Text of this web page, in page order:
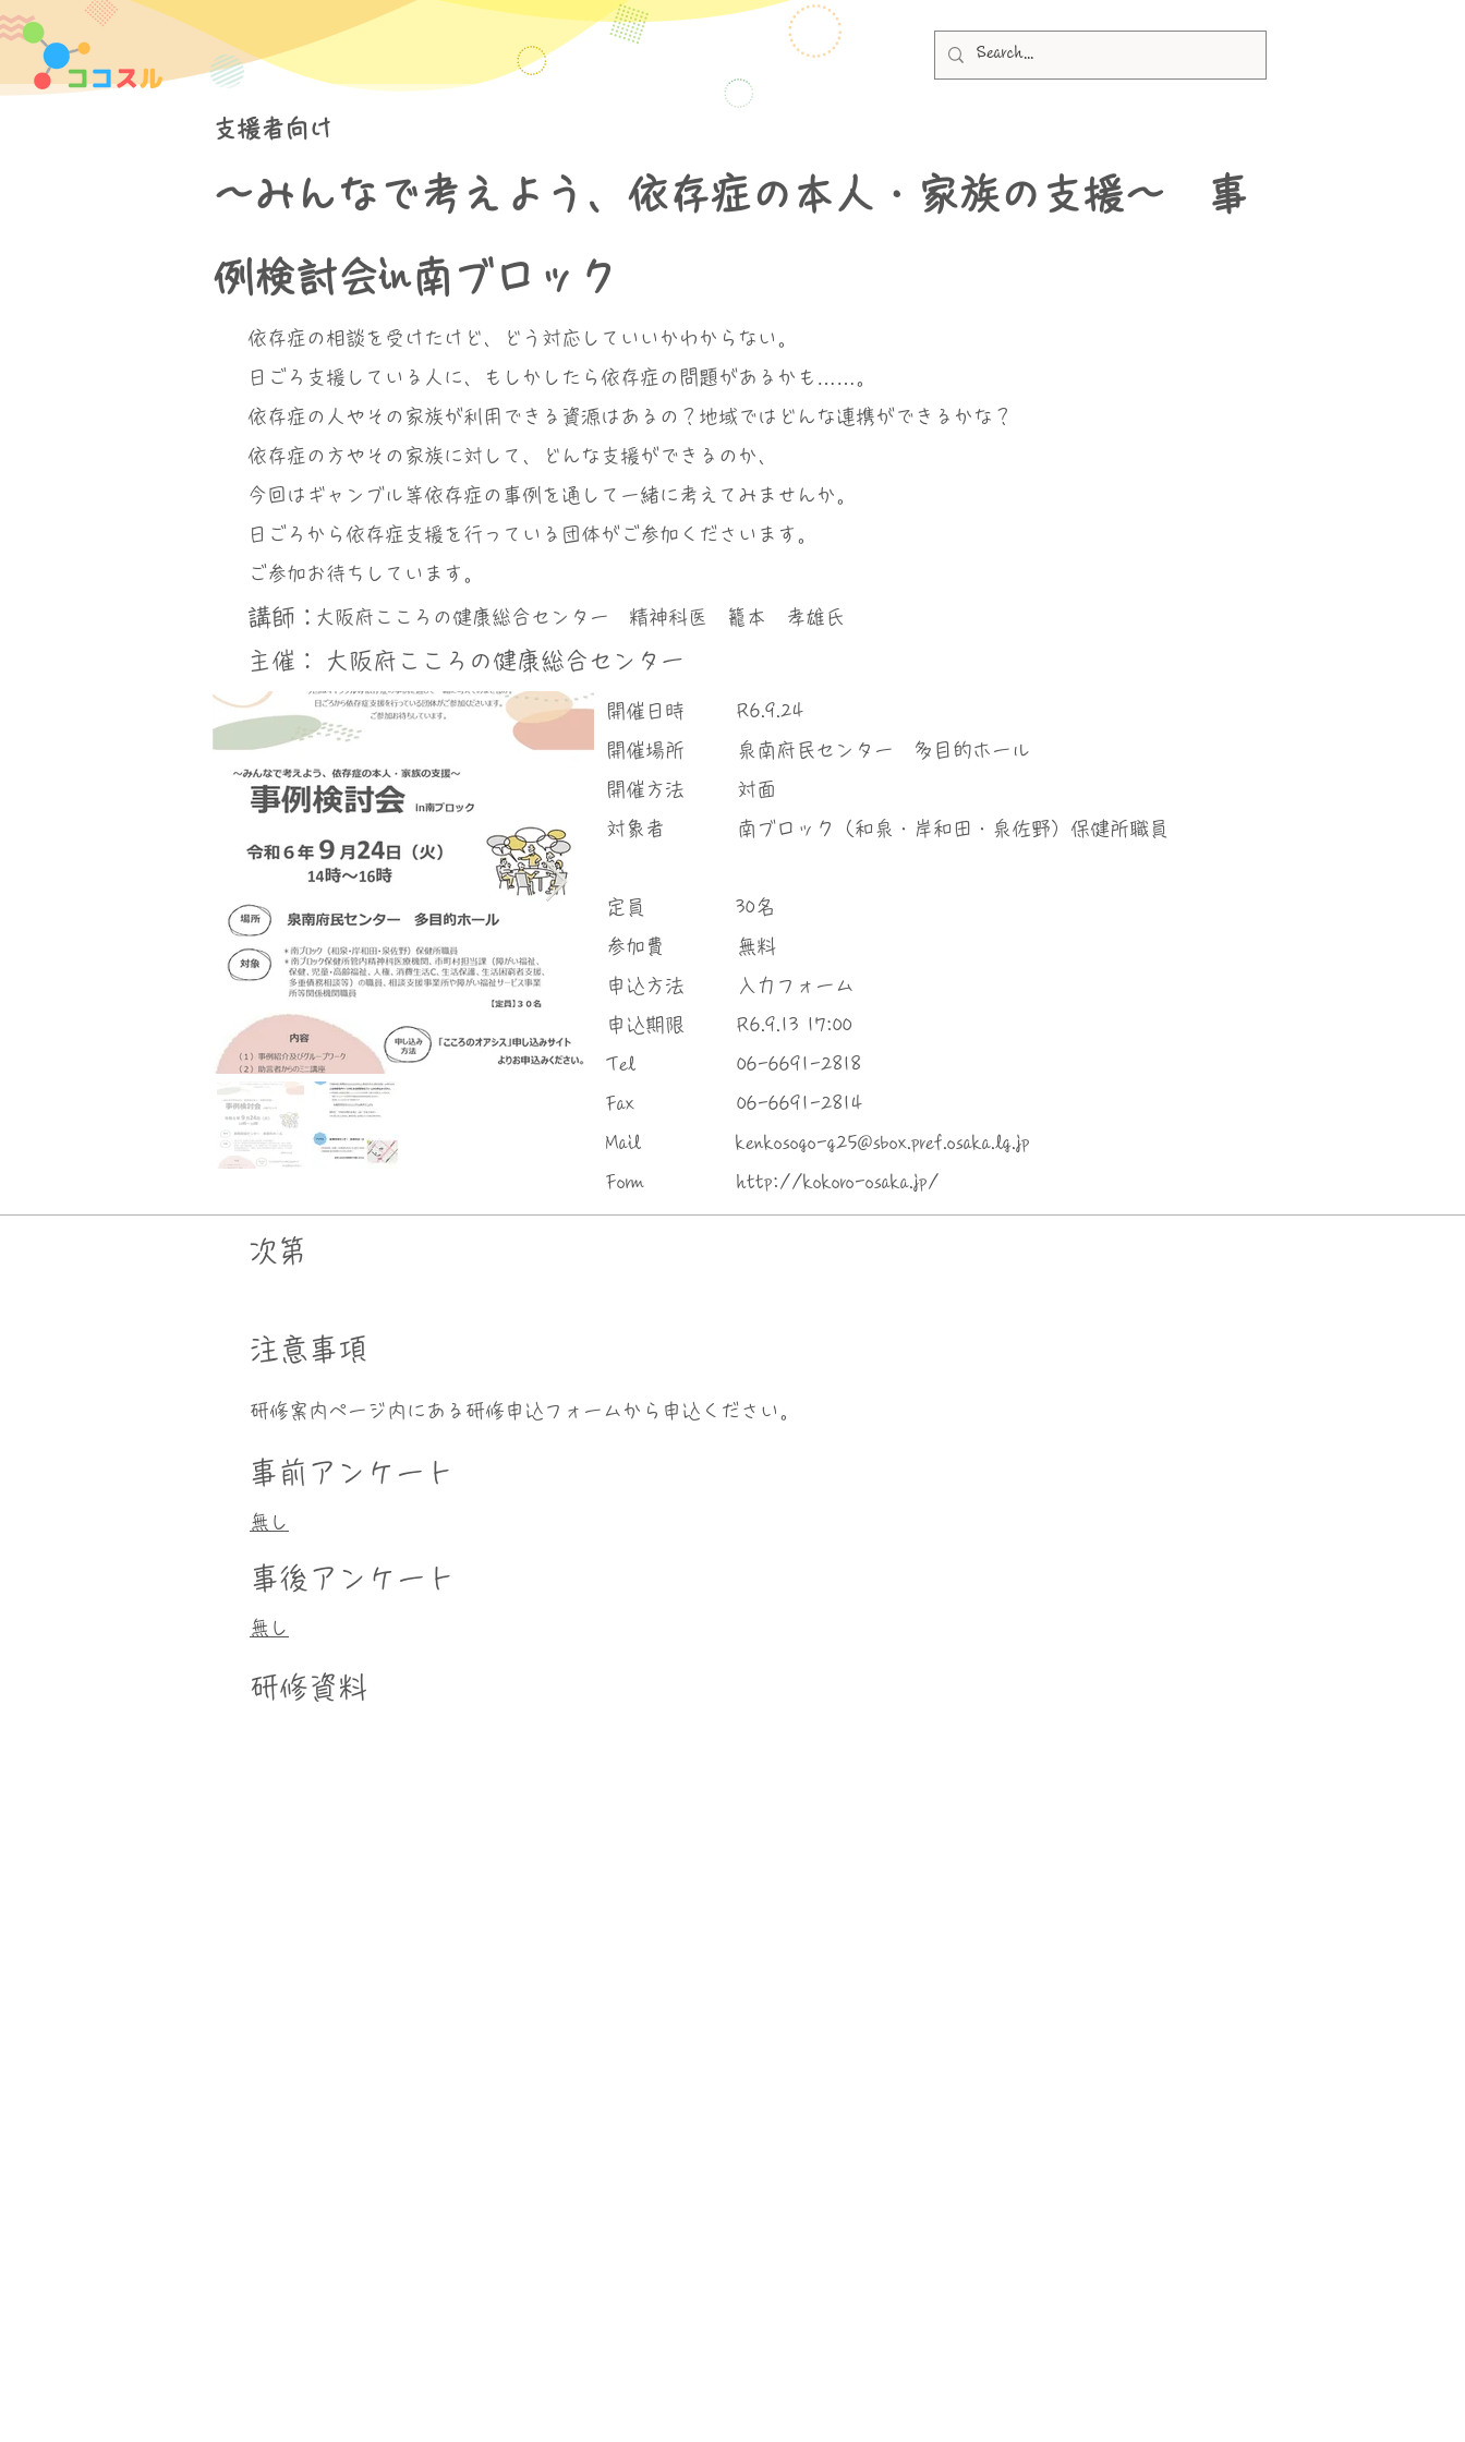
支援者向け
～みんなで考えよう、依存症の本人・家族の支援～ 事
例検討会in南ブロック
依存症の相談を受けたけど、どう対応していいかわからない。
日ごろ支援している人に、もしかしたら依存症の問題があるかも……。
依存症の人やその家族が利用できる資源はあるの？地域ではどんな連携ができるかな？
依存症の方やその家族に対して、どんな支援ができるのか、
今回はギャンブル等依存症の事例を通して一緒に考えてみませんか。
日ごろから依存症支援を行っている団体がご参加くださいます。
ご参加お待ちしています。
講師：大阪府こころの健康総合センター 精神科医 籠本 孝雄氏
​主催： 大阪府こころの健康総合センター
​開催日時
​開催場所
​開催方法
対象者
R6.9.24
泉南府民センター 多目的ホール
対面
南ブロック（和泉・岸和田・泉佐野）保健所職員
定員
参加費
申込方法
申込期限
Tel
Fax
Mail
Form
30名
無料
入力フォーム
R6.9.13 17:00
06-6691-2818
06-6691-2814
kenkosogo-g25@sbox.pref.osaka.lg.jp
http://kokoro-osaka.jp/
次第
​注意事項
研修案内ページ内にある研修申込フォームから申込ください。
事前アンケート
無し
事後アンケート
無し
研修資料